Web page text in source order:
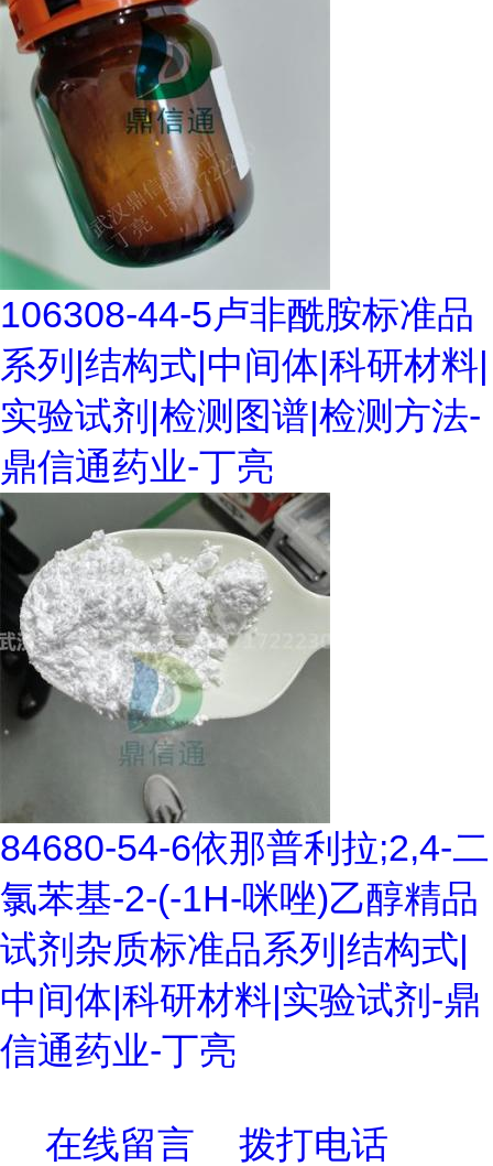
106308-44-5卢非酰胺标准品
系列|结构式|中间体|科研材料|
实验试剂|检测图谱|检测方法-
鼎信通药业-丁亮
84680-54-6依那普利拉;2,4-二
氯苯基-2-(-1H-咪唑)乙醇精品
试剂杂质标准品系列|结构式|
中间体|科研材料|实验试剂-鼎
信通药业-丁亮
在线留言 拨打电话